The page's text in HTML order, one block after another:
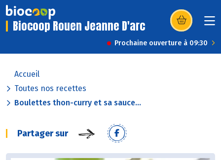
Biocoop Rouen Jeanne D'arc (s’ouvre dans
Prochaine ouverture à 09:30
Accueil
Toutes nos recettes
Boulettes thon-curry et sa sauce...
Partager sur